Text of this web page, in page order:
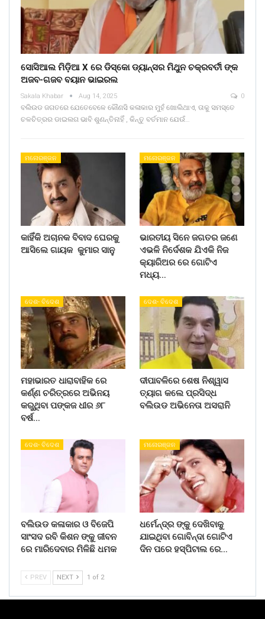
ସୋସିଆଲ ମିଡ଼ିଆ X ରେ ଡିସ୍କୋ ଡ୍ୟାନ୍ସର ମିଥୁନ ଚକ୍ରବର୍ତୀ ଙ୍କ
ଅଜବ-ଗଜବ ବୟାନ ଭାଇରଲ
Sakala Khabar Aug 14, 2025 0
ବଲିଉଡ ଜଗତରେ ଯେତେବେଳେ କୌଣସି କଳାକାର ମୁହଁ ଖୋଲିଥାଏ, ତାକୁ ସମସ୍ତେ
ଚଳଚିତ୍ରର ଡାଇଲଗ ଭାବି ଶୁଣନ୍ତିନାହିଁ , କିନ୍ତୁ ବର୍ତମାନ ଯେଉଁ…
ମନୋରଞ୍ଜନ
କାହିଁକି ଅଚାନକ ବିବାଦ ଘେରକୁ
ଆସିଲେ ଗାୟକ କୁମାର ସାନୁ
ମନୋରଞ୍ଜନ
ଭାରତୀୟ ସିନେ ଜଗତର ଜଣେ
ଏଭଳି ନିର୍ଦେଶକ ଯିଏକି ନିଜ
କ୍ୟାରିଅର ରେ ଗୋଟିଏ
ମଧ୍ୟ…
ଦେଶ- ବିଦେଶ
ମହାଭାରତ ଧାରାବାହିକ ରେ
କର୍ଣ୍ଣ ଚରିତ୍ରରେ ଅଭିନୟ
କରୁଥିବା ପଙ୍କଜ ଧୀର ୬୮
ବର୍ଷ…
ଦେଶ- ବିଦେଶ
ଦୀପାବଳିରେ ଶେଷ ନିଶ୍ୱାସ
ତ୍ୟାଗ କଲେ ପ୍ରସିଦ୍ଧ
ବଲିଉଡ ଅଭିନେତା ଅସରାନି
ଦେଶ- ବିଦେଶ
ବଲିଉଡ କଳାକାର ଓ ବିଜେପି
ସାଂସଦ ରବି କିଶନ ଙ୍କୁ ଜୀବନ
ରେ ମାରିଦେବାର ମିଳିଛି ଧମକ
ମନୋରଞ୍ଜନ
ଧର୍ମେନ୍ଦ୍ର ଙ୍କୁ ଦେଖିବାକୁ
ଯାଇଥିବା ଗୋବିନ୍ଦା ଗୋଟିଏ
ଦିନ ପରେ ହସ୍ପିଟାଲ ରେ…
PREV NEXT 1 of 2